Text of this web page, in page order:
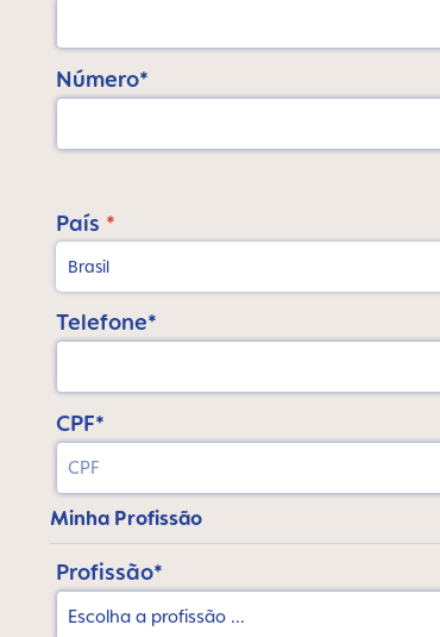
Número*
País *
Telefone*
CPF*
Minha Profissão
Profissão*